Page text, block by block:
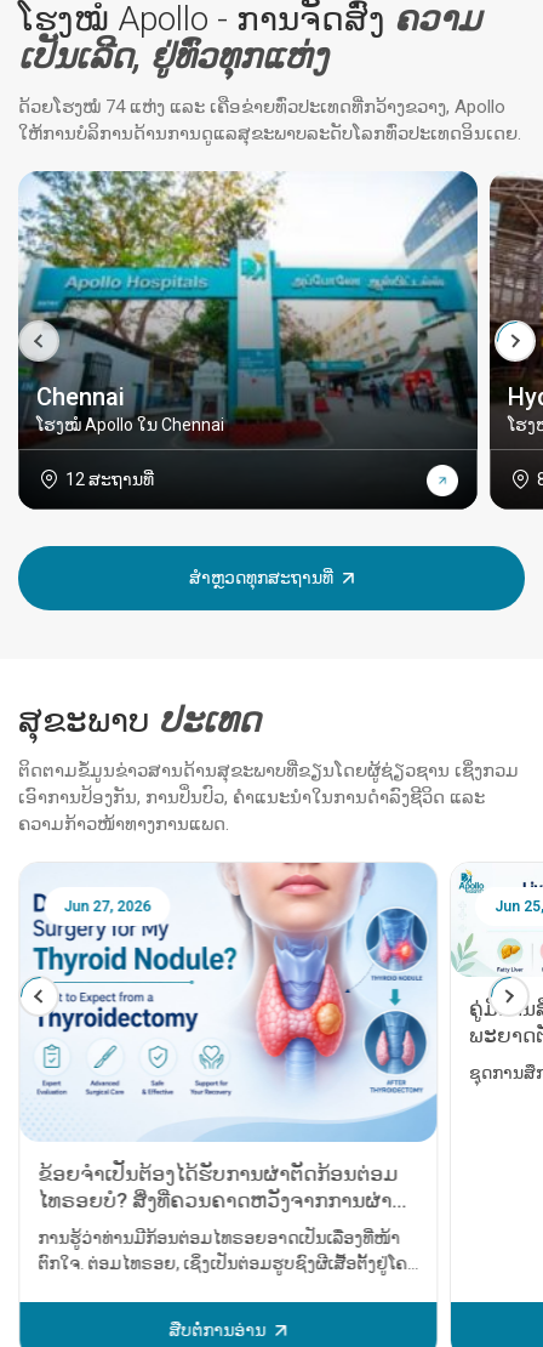
ໂຮງໝໍ Apollo - ການຈັດສົ່ງ ຄວາມ
ເປັນເລີດ, ຢູ່ທົ່ວທຸກແຫ່ງ
ດ້ວຍໂຮງໝໍ 74 ແຫ່ງ ແລະ ເຄືອຂ່າຍທົ່ວປະເທດທີ່ກວ້າງຂວາງ, Apollo
ໃຫ້ການບໍລິການດ້ານການດູແລສຸຂະພາບລະດັບໂລກທົ່ວປະເທດອິນເດຍ.
Chennai
ໂຮງໝໍ Apollo ໃນ Chennai
12 ສະຖານທີ່
ໂຮງ
ສຳຫຼວດທຸກສະຖານທີ່
ສຸຂະພາບ ປະ​ເທດ
ຕິດຕາມຂໍ້ມູນຂ່າວສານດ້ານສຸຂະພາບທີ່ຂຽນໂດຍຜູ້ຊ່ຽວຊານ ເຊິ່ງກວມ
ເອົາການປ້ອງກັນ, ການປິ່ນປົວ, ຄຳແນະນຳໃນການດຳລົງຊີວິດ ແລະ
ຄວາມກ້າວໜ້າທາງການແພດ.
Jun 25, 2026
ຄູ່ມືການສຶກສາສຸຂະພາບຕັບຂອງຄົນເຈັບ:
ພະຍາດຕັບໄຂມັນ, ພະຍາດຕັບອັກເສບ,
ພະຍາດຕັບແຂງ, ​​ການຜ່າຕັດປ່ຽນຕັບ ແລະ
ມະເຮັງຕັບ
ຊຸດການສຶກສາຄົນເຈັບ: ຫ້າຫົວຂໍ້ສຸຂະພາບຕັບທີ່ສຳຄັນ
ສືບຕໍ່ການອ່ານ
Feb
ໄດ້ຮັບກາ